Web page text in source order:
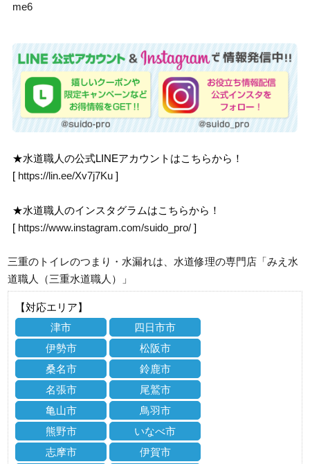
me6
★水道職人の公式LINEアカウントはこちらから！
[ https://lin.ee/Xv7j7Ku ]
★水道職人のインスタグラムはこちらから！
[ https://www.instagram.com/suido_pro/ ]
三重のトイレのつまり・水漏れは、水道修理の専門店「みえ水
道職人（三重水道職人）」
【対応エリア】
津市
四日市市
伊勢市
松阪市
桑名市
鈴鹿市
名張市
尾鷲市
亀山市
鳥羽市
熊野市
いなべ市
志摩市
伊賀市